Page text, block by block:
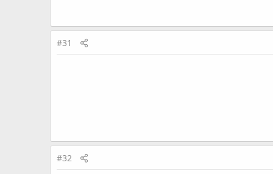
#31
#32